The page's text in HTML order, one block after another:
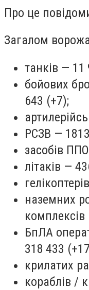
Про це
Загалом
танків — 11
бойових
643 (+7);
РСЗВ —
засобів
літаків —
наземних
БпЛА
318 433
крилатих
кораблів /